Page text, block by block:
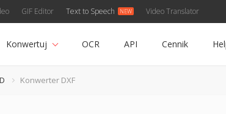
GIF Editor Text to Speech Video Translator
Konwertuj OCR API Cennik
Konwerter DXF